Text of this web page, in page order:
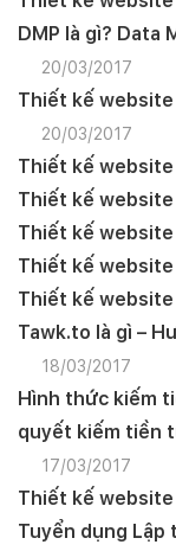
DMP là gì? Data
20/03/2017
Thiết kế
20/03/2017
Thiết kế website
Thiết kế
Thiết kế
Thiết kế
Thiết kế
Tawk.to là gì –
18/03/2017
Hình thức kiếm
quyết kiếm tiền
17/03/2017
Thiết kế
Tuyển dụng Lập